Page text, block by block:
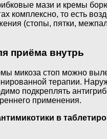
мази и кремы
комплексно, то есть
(стопы, пятки,
приёма внутрь
микоза стоп можно
терапии.
подкреплять
применения.
в